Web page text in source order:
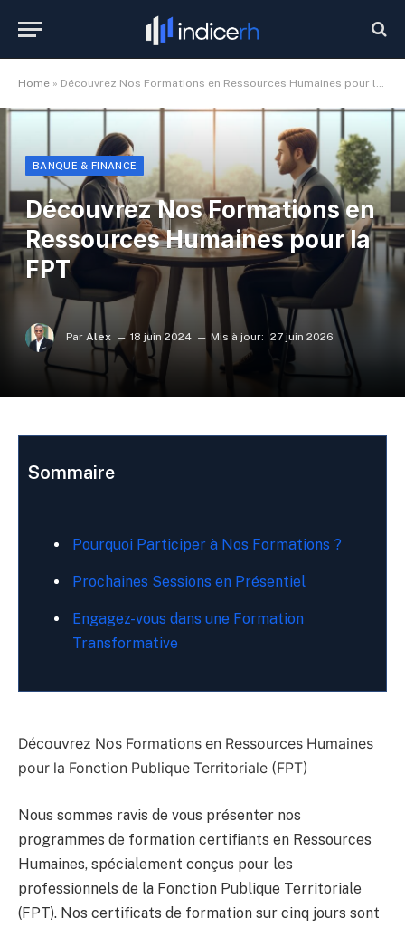
Home » Découvrez Nos Formations en Ressources Humaines pour la FPT
BANQUE & FINANCE
Découvrez Nos Formations en
Ressources Humaines pour la
FPT
Par Alex 18 juin 2024 Mis à jour: 27 juin 2026
Sommaire
Pourquoi Participer à Nos Formations ?
Prochaines Sessions en Présentiel
Engagez-vous dans une Formation
Transformative
Découvrez Nos Formations en Ressources Humaines
pour la Fonction Publique Territoriale (FPT)
Nous sommes ravis de vous présenter nos
programmes de formation certifiants en Ressources
Humaines, spécialement conçus pour les
professionnels de la Fonction Publique Territoriale
(FPT). Nos certificats de formation sur cinq jours sont